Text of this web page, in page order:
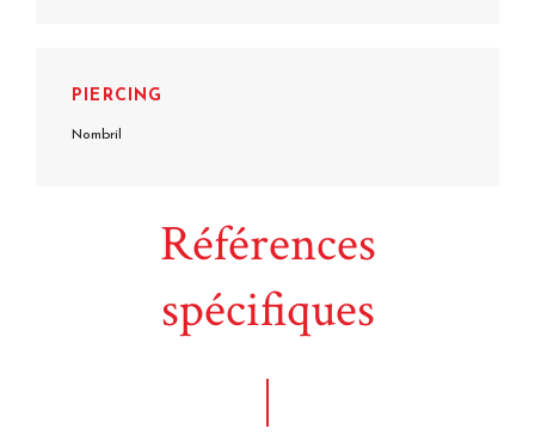
PIERCING
Nombril
Références
spécifiques